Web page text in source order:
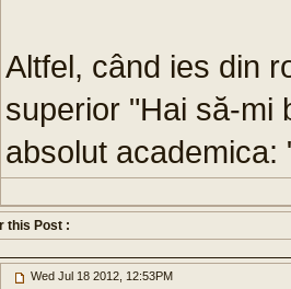
Altfel, când ies din
superior "Hai să-mi
absolut academica:
this Post :
Wed Jul 18 2012, 12:53PM